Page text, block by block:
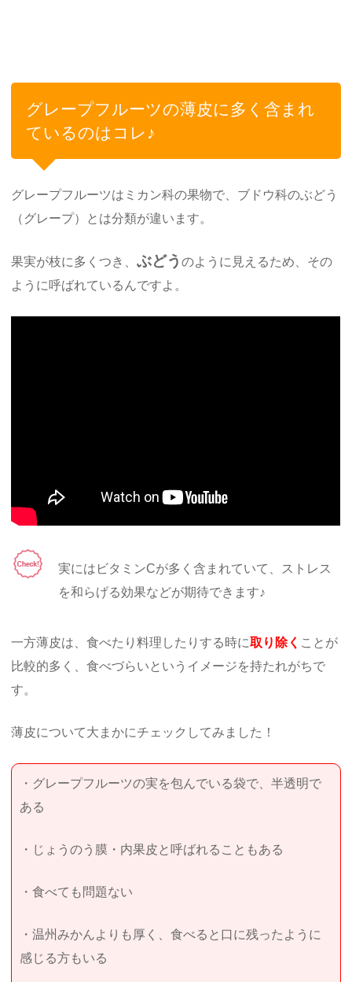
グレープフルーツの薄皮に多く含まれ
ているのはコレ♪
グレープフルーツはミカン科の果物で、ブドウ科のぶどう
（グレープ）とは分類が違います。
果実が枝に多くつき、ぶどうのように見えるため、その
ように呼ばれているんですよ。
実にはビタミンCが多く含まれていて、ストレス
を和らげる効果などが期待できます♪
一方薄皮は、食べたり料理したりする時に取り除く ことが
比較的多く、食べづらいというイメージを持たれがちで
す。
薄皮について大まかにチェックしてみました！
・グレープフルーツの実を包んでいる袋で、半透明で
ある
・じょうのう膜・内果皮と呼ばれることもある
・食べても問題ない
・温州みかんよりも厚く、食べると口に残ったように
感じる方もいる